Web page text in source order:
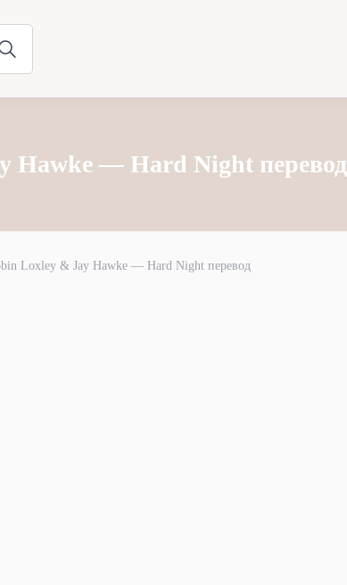
Hawke — Hard Night перевод
Loxley & Jay Hawke — Hard Night перевод